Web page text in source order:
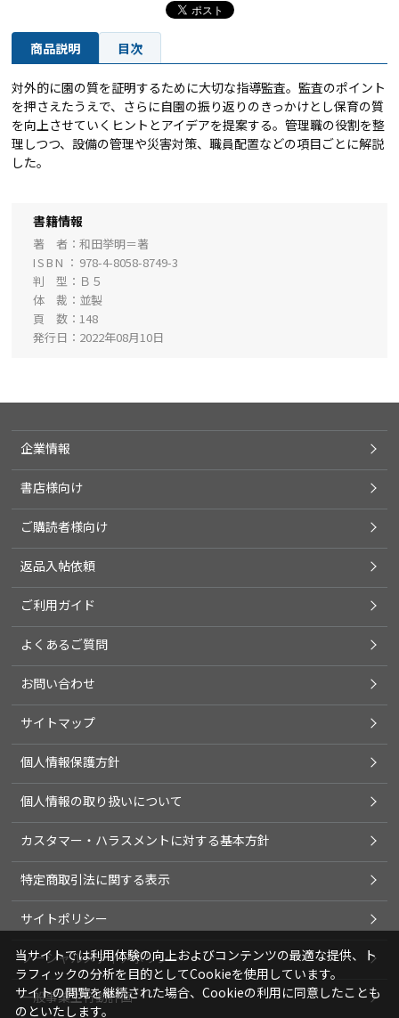
商品説明 目次
対外的に園の質を証明するために大切な指導監査。監査のポイント
を押さえたうえで、さらに自園の振り返りのきっかけとし保育の質
を向上させていくヒントとアイデアを提案する。管理職の役割を整
理しつつ、設備の管理や災害対策、職員配置などの項目ごとに解説
した。
書籍情報
著 者
和田挙明＝著
ISBN
978-4-8058-8749-3
判 型
Ｂ５
体 裁
並製
頁 数
148
発行日
2022年08月10日
企業情報
書店様向け
ご購読者様向け
返品入帖依頼
ご利用ガイド
よくあるご質問
お問い合わせ
サイトマップ
個人情報保護方針
個人情報の取り扱いについて
カスタマー・ハラスメントに対する基本方針
特定商取引法に関する表示
サイトポリシー
ソーシャルメディアポリシー
一般事業主行動計画
当サイトでは利用体験の向上およびコンテンツの最適な提供、ト
ラフィックの分析を目的としてCookieを使用しています。
サイトの閲覧を継続された場合、Cookieの利用に同意したことも
のといたします。